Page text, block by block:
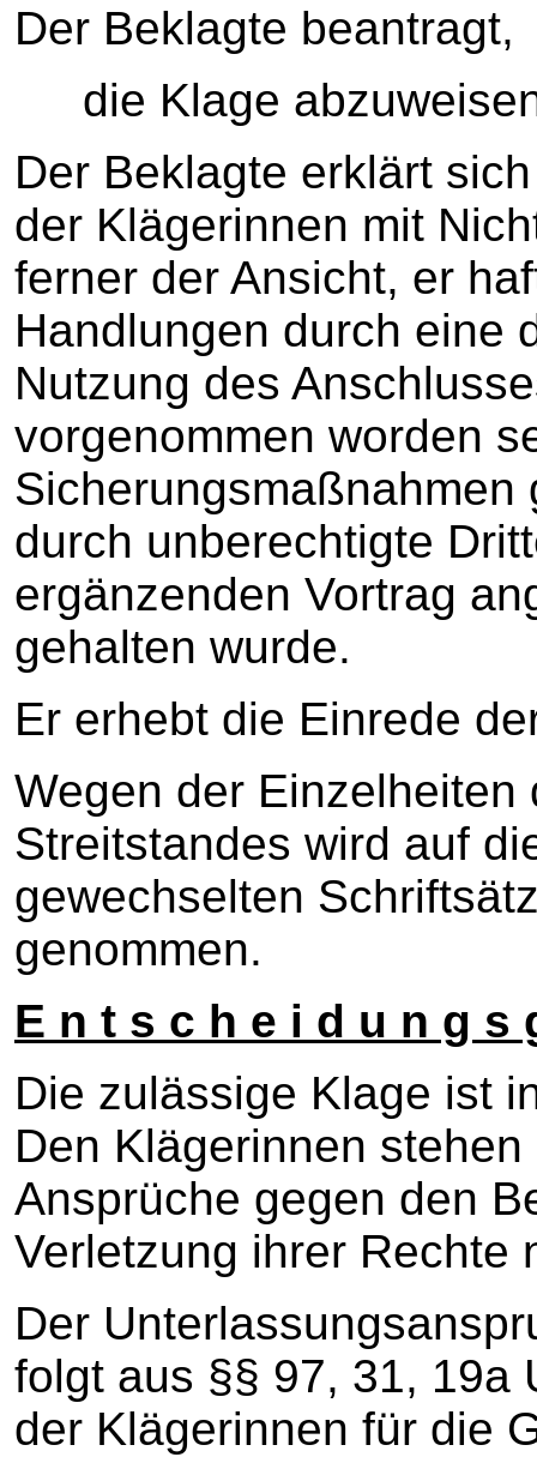
Der Beklagte beantragt,
die Klage
Der Beklagte erklärt
der Klägerinnen mit
ferner der Ansicht, er
Handlungen durch eine
Nutzung des
vorgenommen worden
durch unberechtigte
ergänzenden Vortrag
gehalten wurde.
Er erhebt die Einrede
Wegen der Einzelheiten
Streitstandes wird auf
gewechselten
genommen.
E n t s c h e i d u n g s
Die zulässige Klage ist
Den Klägerinnen
Ansprüche gegen den
Verletzung ihrer Rechte
Der
folgt aus §§ 97, 31, 19a
der Klägerinnen für die